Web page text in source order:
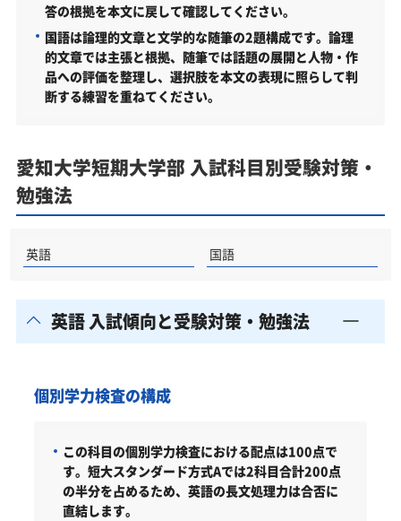
答の根拠を本文に戻して確認してください。
国語は論理的文章と文学的な随筆の2題構成です。論理
的文章では主張と根拠、随筆では話題の展開と人物・作
品への評価を整理し、選択肢を本文の表現に照らして判
断する練習を重ねてください。
愛知大学短期大学部 入試科目別受験対策・
勉強法
英語 国語
英語 入試傾向と受験対策・勉強法
個別学力検査の構成
この科目の個別学力検査における配点は100点で
す。短大スタンダード方式Aでは2科目合計200点
の半分を占めるため、英語の長文処理力は合否に
直結します。